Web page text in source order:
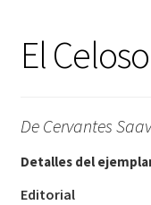
El
De Cervantes
Detalles del
Editorial